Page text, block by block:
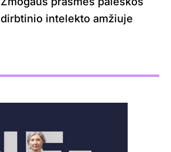
dirbtinio intelekto amžiuje